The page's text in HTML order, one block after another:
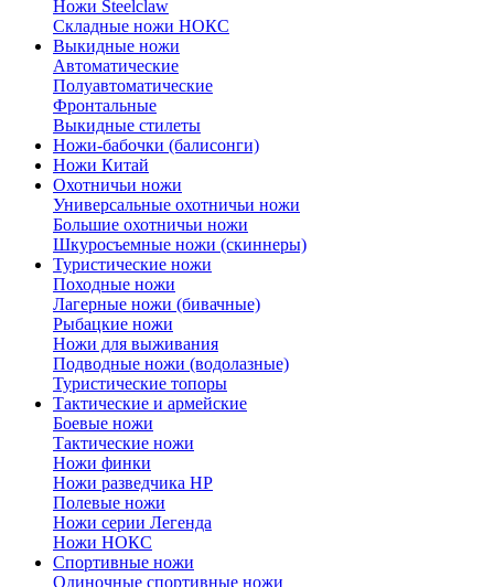
Ножи Steelclaw
Складные ножи НОКС
Выкидные ножи
Автоматические
Полуавтоматические
Фронтальные
Выкидные стилеты
Ножи-бабочки (балисонги)
Ножи Китай
Охотничьи ножи
Универсальные охотничьи ножи
Большие охотничьи ножи
Шкуросъемные ножи (скиннеры)
Туристические ножи
Походные ножи
Лагерные ножи (бивачные)
Рыбацкие ножи
Ножи для выживания
Подводные ножи (водолазные)
Туристические топоры
Тактические и армейские
Боевые ножи
Тактические ножи
Ножи финки
Ножи разведчика НР
Полевые ножи
Ножи серии Легенда
Ножи НОКС
Спортивные ножи
Одиночные спортивные ножи